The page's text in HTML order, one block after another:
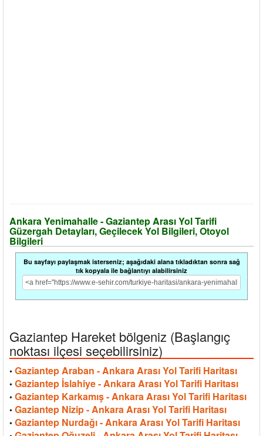
Ankara Yenimahalle - Gaziantep Arası Yol Tarifi
Güzergah Detayları, Geçilecek Yol Bilgileri, Otoyol
Bilgileri
Bu sayfayı paylaşmak isterseniz; aşağıdaki alana tıkladıktan sonra sağ
tık kopyala ile bağlantıyı alabilirsiniz
Gaziantep Hareket bölgeniz (Başlangıç
noktası ilçesi seçebilirsiniz)
• Gaziantep Araban - Ankara Arası Yol Tarifi Haritası
• Gaziantep İslahiye - Ankara Arası Yol Tarifi Haritası
• Gaziantep Karkamış - Ankara Arası Yol Tarifi Haritası
• Gaziantep Nizip - Ankara Arası Yol Tarifi Haritası
• Gaziantep Nurdağı - Ankara Arası Yol Tarifi Haritası